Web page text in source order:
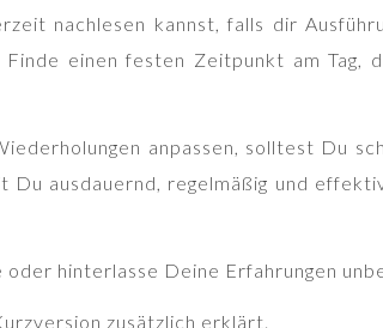
nachlesen kannst, falls dir
Finde einen festen Zeitpunkt am Tag,
anpassen, solltest Du
Du ausdauernd, regelmäßig und
oder hinterlasse Deine Erfahrungen
zusätzlich erklärt.